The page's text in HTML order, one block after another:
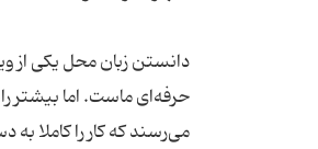
دانستن زبان محل یکی از
حرفه‌ای ماست. اما بیشتر
می‌رسند که کار را کاملا